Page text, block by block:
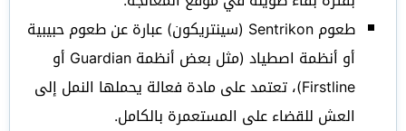
طعوم Sentrikon (سينتريكون) عبارة عن طعوم حبيبية
أو أنظمة اصطياد (مثل بعض أنظمة Guardian أو
Firstline)، تعتمد على مادة فعالة يحملها النمل إلى
العش للقضاء على المستعمرة بالكامل.